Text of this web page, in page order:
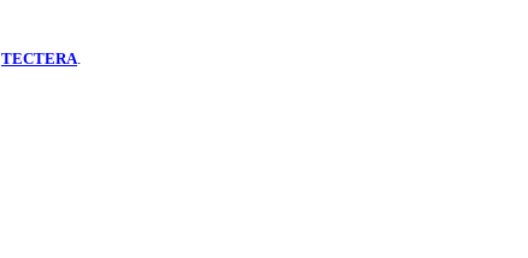
TECTERA